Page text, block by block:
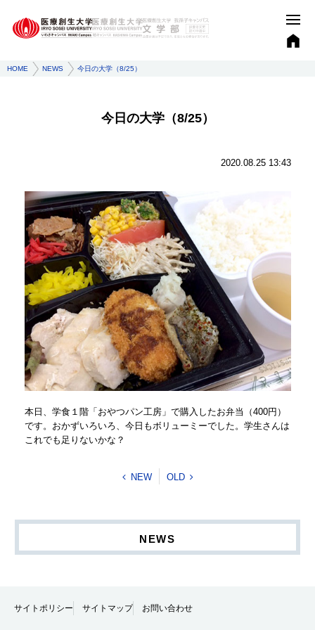
HOME NEWS 今日の大学（8/25）
今日の大学（8/25）
2020.08.25 13:43
本日、学食１階「おやつパン工房」で購入したお弁当（400円）
です。おかずいろいろ、今日もボリューミーでした。学生さんは
これでも足りないかな？
NEW OLD
NEWS
サイトポリシー サイトマップ お問い合わせ